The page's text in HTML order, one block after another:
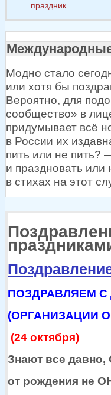
праздник
Модно стало
или хотя бы
Вероятно, для
сообщество» в
придумывает всё
в России их
пить или не пить?
и праздновать или
в стихах на этот
ПОЗДРАВЛЯЕМ
(ОРГАНИЗАЦИИ
(24 октября)
Знают все
от рождения не